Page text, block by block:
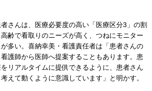
さんは、医療必要度の高い「医療区分3」の割
齢で看取りのニーズが高く、つねにモニター
多い。喜納幸美・看護責任者は「患者さんの
護師から医師へ提案することもあります。患
リアルタイムに提供できるように、患者さん
えて動くように意識しています」と明かす。